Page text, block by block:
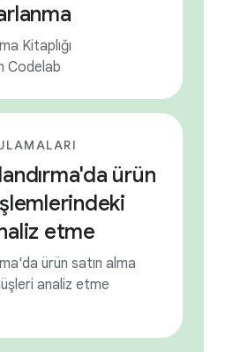
Kitaplığı
Codelab
ürün
etme
ürün satın alma
analiz etme